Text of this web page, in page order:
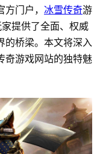
门户， 冰雪传奇游
提供了全面、权威
的桥梁。本文将深入
奇游戏网站的独特魅